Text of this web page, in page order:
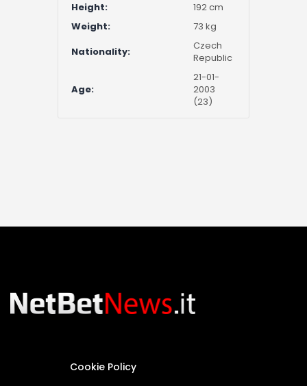
Height:
192 cm
Weight:
73 kg
Nationality:
Czech
Republic
Age:
21-01-
2003
(23)
Cookie Policy